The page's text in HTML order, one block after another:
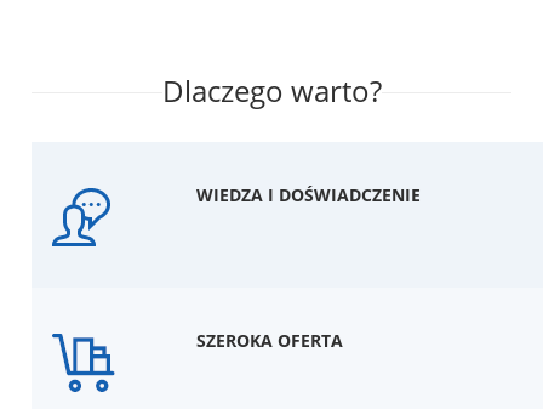
Dlaczego warto?
WIEDZA I DOŚWIADCZENIE
SZEROKA OFERTA